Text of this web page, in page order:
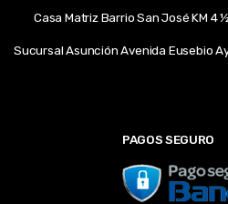
Casa Matriz Barrio San José KM 4
Sucursal Asunción Avenida Eusebio
PAGOS SEGURO